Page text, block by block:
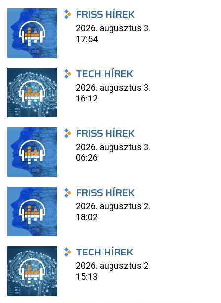
FRISS HÍREK
2026. augusztus 3.
17:54
TECH HÍREK
2026. augusztus 3.
16:12
FRISS HÍREK
2026. augusztus 3.
06:26
FRISS HÍREK
2026. augusztus 2.
18:02
TECH HÍREK
2026. augusztus 2.
15:13